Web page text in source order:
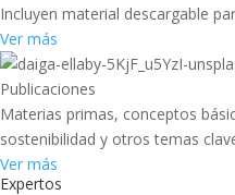
Incluyen material descargable
Ver más
Publicaciones
Materias primas, conceptos
sostenibilidad y otros temas
Ver más
Expertos